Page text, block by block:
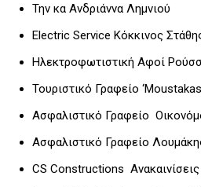
Την κα Ανδριάννα Λημνιού
Electric Service Κόκκινος
Ηλεκτροφωτιστική Αφοί
Τουριστικό Γραφείο
Ασφαλιστικό Γραφείο
Ασφαλιστικό Γραφείο
CS Constructions Ανακαινίσεις